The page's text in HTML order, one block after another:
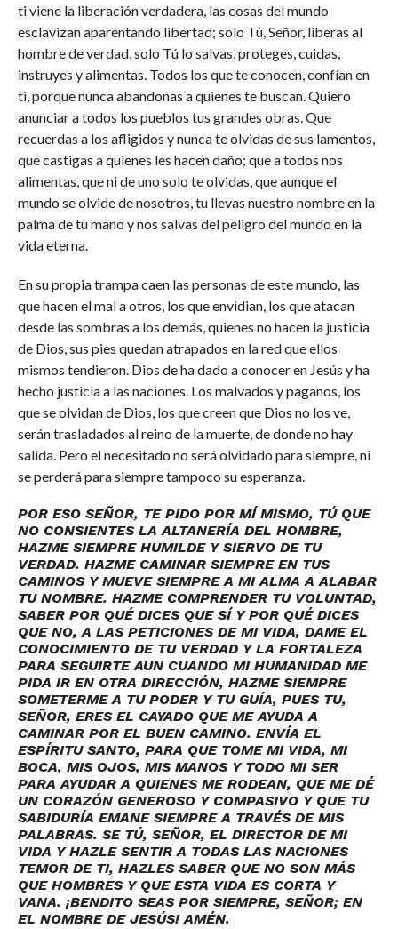
ti viene la liberación verdadera, las cosas del mundo
esclavizan aparentando libertad; solo Tú, Señor, liberas al
hombre de verdad, solo Tú lo salvas, proteges, cuidas,
instruyes y alimentas. Todos los que te conocen, confían en
ti, porque nunca abandonas a quienes te buscan. Quiero
anunciar a todos los pueblos tus grandes obras. Que
recuerdas a los afligidos y nunca te olvidas de sus lamentos,
que castigas a quienes les hacen daño; que a todos nos
alimentas, que ni de uno solo te olvidas, que aunque el
mundo se olvide de nosotros, tu llevas nuestro nombre en la
palma de tu mano y nos salvas del peligro del mundo en la
vida eterna.
En su propia trampa caen las personas de este mundo, las
que hacen el mal a otros, los que envidian, los que atacan
desde las sombras a los demás, quienes no hacen la justicia
de Dios, sus pies quedan atrapados en la red que ellos
mismos tendieron. Dios de ha dado a conocer en Jesús y ha
hecho justicia a las naciones. Los malvados y paganos, los
que se olvidan de Dios, los que creen que Dios no los ve,
serán trasladados al reino de la muerte, de donde no hay
salida. Pero el necesitado no será olvidado para siempre, ni
se perderá para siempre tampoco su esperanza.
POR ESO SEÑOR, TE PIDO POR MÍ MISMO, TÚ QUE
NO CONSIENTES LA ALTANERÍA DEL HOMBRE,
HAZME SIEMPRE HUMILDE Y SIERVO DE TU
VERDAD. HAZME CAMINAR SIEMPRE EN TUS
CAMINOS Y MUEVE SIEMPRE A MI ALMA A ALABAR
TU NOMBRE. HAZME COMPRENDER TU VOLUNTAD,
SABER POR QUÉ DICES QUE SÍ Y POR QUÉ DICES
QUE NO, A LAS PETICIONES DE MI VIDA, DAME EL
CONOCIMIENTO DE TU VERDAD Y LA FORTALEZA
PARA SEGUIRTE AUN CUANDO MI HUMANIDAD ME
PIDA IR EN OTRA DIRECCIÓN, HAZME SIEMPRE
SOMETERME A TU PODER Y TU GUÍA, PUES TU,
SEÑOR, ERES EL CAYADO QUE ME AYUDA A
CAMINAR POR EL BUEN CAMINO. ENVÍA EL
ESPÍRITU SANTO, PARA QUE TOME MI VIDA, MI
BOCA, MIS OJOS, MIS MANOS Y TODO MI SER
PARA AYUDAR A QUIENES ME RODEAN, QUE ME DÉ
UN CORAZÓN GENEROSO Y COMPASIVO Y QUE TU
SABIDURÍA EMANE SIEMPRE A TRAVÉS DE MIS
PALABRAS. SE TÚ, SEÑOR, EL DIRECTOR DE MI
VIDA Y HAZLE SENTIR A TODAS LAS NACIONES
TEMOR DE TI, HAZLES SABER QUE NO SON MÁS
QUE HOMBRES Y QUE ESTA VIDA ES CORTA Y
VANA. ¡BENDITO SEAS POR SIEMPRE, SEÑOR; EN
EL NOMBRE DE JESÚS! AMÉN.